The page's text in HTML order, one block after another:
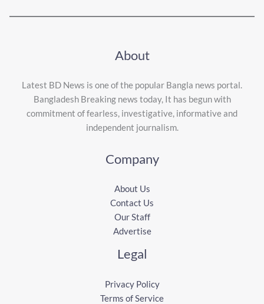
About
Latest BD News is one of the popular Bangla news portal.
Bangladesh Breaking news today, It has begun with
commitment of fearless, investigative, informative and
independent journalism.
Company
About Us
Contact Us
Our Staff
Advertise
Legal
Privacy Policy
Terms of Service